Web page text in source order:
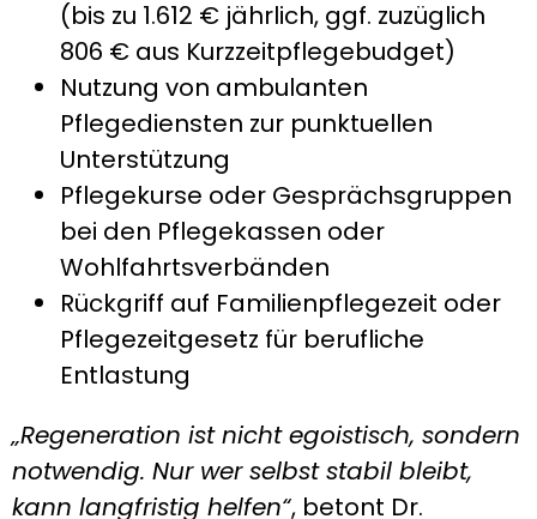
(bis zu 1.612 € jährlich, ggf. zuzüglich
806 € aus Kurzzeitpflegebudget)
Nutzung von ambulanten
Pflegediensten zur punktuellen
Unterstützung
Pflegekurse oder Gesprächsgruppen
bei den Pflegekassen oder
Wohlfahrtsverbänden
Rückgriff auf Familienpflegezeit oder
Pflegezeitgesetz für berufliche
Entlastung
„Regeneration ist nicht egoistisch, sondern
notwendig. Nur wer selbst stabil bleibt,
kann langfristig helfen“, betont Dr.